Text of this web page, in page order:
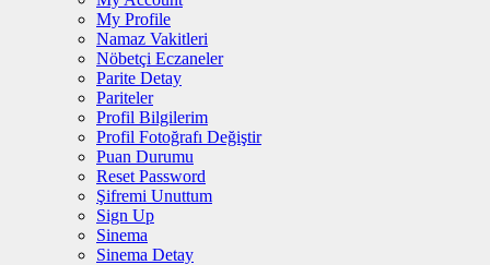
My Profile
Namaz Vakitleri
Nöbetçi Eczaneler
Parite Detay
Pariteler
Profil Bilgilerim
Profil Fotoğrafı Değiştir
Puan Durumu
Reset Password
Şifremi Unuttum
Sign Up
Sinema
Sinema Detay